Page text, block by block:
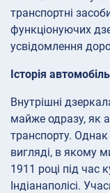
транспортні
функціонуючих
усвідомлення
Історія
Внутрішні
майже одразу, як
транспорту.
вигляді, в якому
1911 році під час
Індіанаполісі.